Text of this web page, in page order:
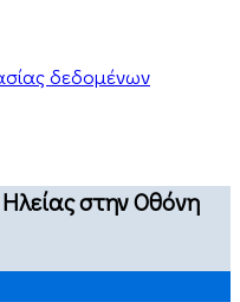
δεδομένων
στην Οθόνη